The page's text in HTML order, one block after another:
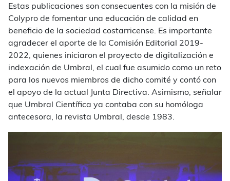
Estas publicaciones son consecuentes con la misión de
Colypro de fomentar una educación de calidad en
beneficio de la sociedad costarricense. Es importante
agradecer el aporte de la Comisión Editorial 2019-
2022, quienes iniciaron el proyecto de digitalización e
indexación de Umbral, el cual fue asumido como un reto
para los nuevos miembros de dicho comité y contó con
el apoyo de la actual Junta Directiva. Asimismo, señalar
que Umbral Científica ya contaba con su homóloga
antecesora, la revista Umbral, desde 1983.